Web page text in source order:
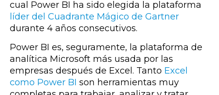
cual Power BI ha sido elegida la plataforma
líder del Cuadrante Mágico de Gartner
durante 4 años consecutivos.
Power BI es, seguramente, la plataforma de
analítica Microsoft más usada por las
empresas después de Excel. Tanto Excel
como Power BI son herramientas muy